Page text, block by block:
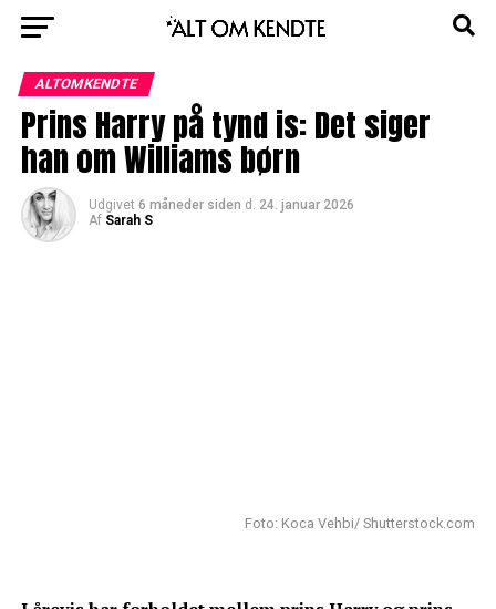
ALTOMKENDTE
Prins Harry på tynd is: Det siger
han om Williams børn
Udgivet 6 måneder siden d. 24. januar 2026
Af Sarah S
Foto: Koca Vehbi/ Shutterstock.com